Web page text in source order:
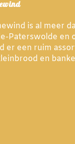
is al meer
Paterswolde en
er een ruim
en